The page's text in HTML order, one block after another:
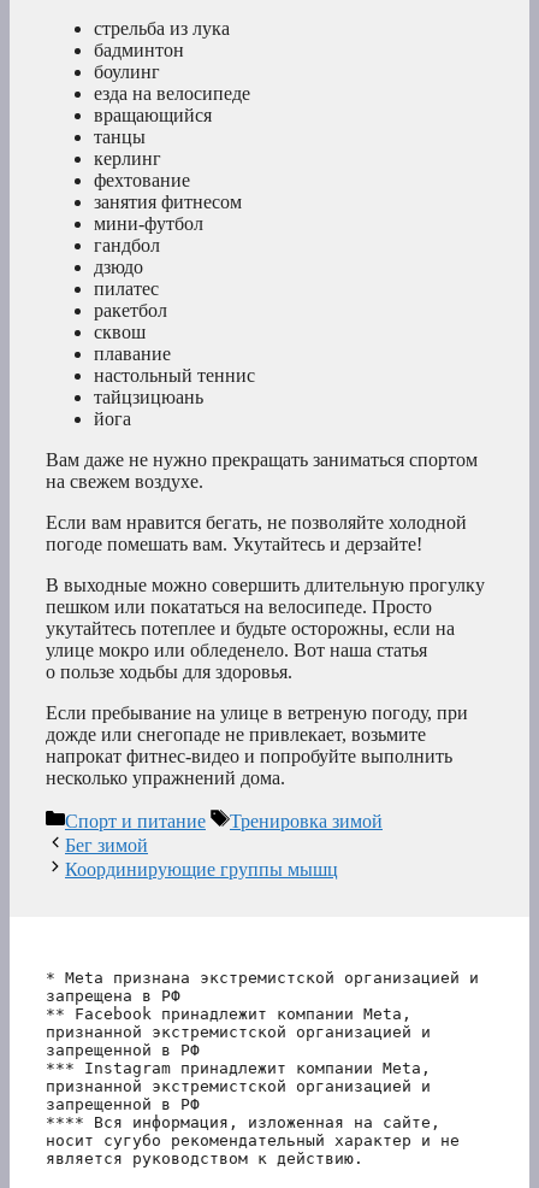
стрельба из лука
бадминтон
боулинг
езда на велосипеде
вращающийся
танцы
керлинг
фехтование
занятия фитнесом
мини-футбол
гандбол
дзюдо
пилатес
ракетбол
сквош
плавание
настольный теннис
тайцзицюань
йога
Вам даже не нужно прекращать заниматься спортом
на свежем воздухе.
Если вам нравится бегать, не позволяйте холодной
погоде помешать вам. Укутайтесь и дерзайте!
В выходные можно совершить длительную прогулку
пешком или покататься на велосипеде. Просто
укутайтесь потеплее и будьте осторожны, если на
улице мокро или обледенело. Вот наша статья
о пользе ходьбы для здоровья.
Если пребывание на улице в ветреную погоду, при
дожде или снегопаде не привлекает, возьмите
напрокат фитнес-видео и попробуйте выполнить
несколько упражнений дома.
Рубрики
Спорт и питание Метки
Тренировка зимой
Бег зимой
Координирующие группы мышц
* Meta признана экстремистской организацией и
запрещена в РФ
** Facebook принадлежит компании Meta,
признанной экстремистской организацией и
запрещенной в РФ
*** Instagram принадлежит компании Meta,
признанной экстремистской организацией и
запрещенной в РФ
**** Вся информация, изложенная на сайте,
носит сугубо рекомендательный характер и не
является руководством к действию.